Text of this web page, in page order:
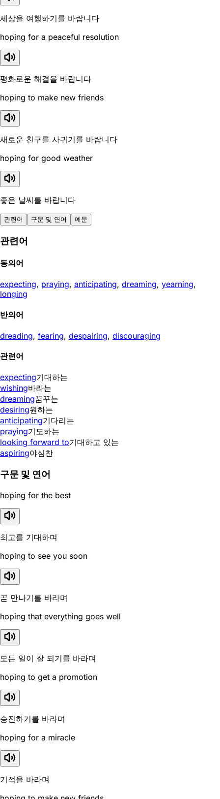
세상을 여행하기를 바랍니다
hoping for a peaceful resolution
평화로운 해결을 바랍니다
hoping to make new friends
새로운 친구를 사귀기를 바랍니다
hoping for good weather
좋은 날씨를 바랍니다
관련어 구문 및 연어 예문
관련어
동의어
expecting, praying, anticipating, dreaming, yearning,
longing
반의어
dreading, fearing, despairing, discouraging
관련어
expecting기대하는
wishing바라는
dreaming꿈꾸는
desiring원하는
anticipating기다리는
praying기도하는
looking forward to기대하고 있는
aspiring야심찬
구문 및 연어
hoping for the best
최고를 기대하며
hoping to see you soon
곧 만나기를 바라며
hoping that everything goes well
모든 일이 잘 되기를 바라며
hoping to get a promotion
승진하기를 바라며
hoping for a miracle
기적을 바라며